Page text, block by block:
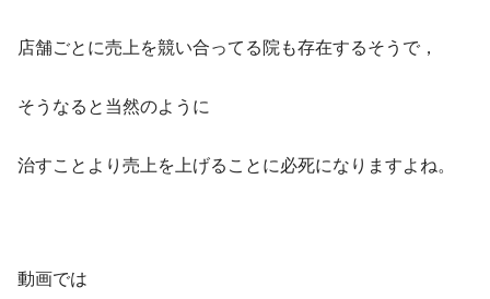
店舗ごとに売上を競い合ってる院も存在するそうで，
そうなると当然のように
治すことより売上を上げることに必死になりますよね。
動画では